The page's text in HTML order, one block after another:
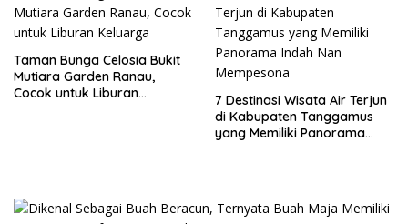
Taman Bunga Celosia Bukit
Mutiara Garden Ranau,
Cocok untuk Liburan
7 Destinasi Wisata Air Terjun
di Kabupaten Tanggamus
yang Memiliki Panorama